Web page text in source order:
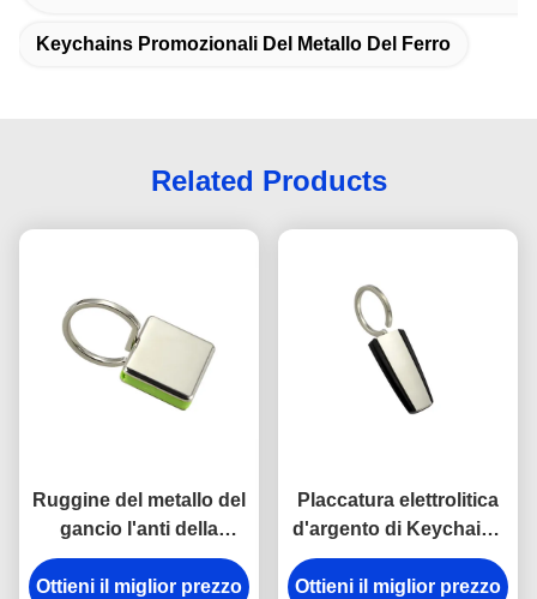
Keychains Promozionali Del Metallo Del Ferro
Related Products
Ruggine del metallo del
gancio l'anti della
catena chiave della
rottura in lega di zinco
Ottieni il miglior prezzo
Placcatura elettrolitica
d'argento di Keychains
del portiere di plastica
del metallo dell'ABS del
Ottieni il miglior prezzo